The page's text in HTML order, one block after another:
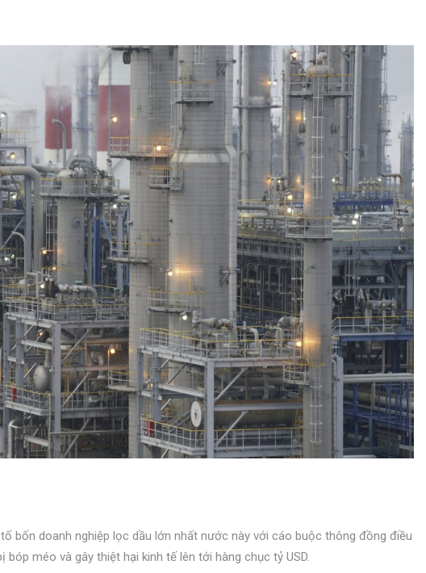
bốn doanh nghiệp lọc dầu lớn nhất nước này với cáo buộc thông đồng điều
méo và gây thiệt hại kinh tế lên tới hàng chục tỷ USD.